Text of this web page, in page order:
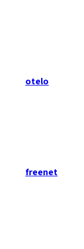
otelo
freenet